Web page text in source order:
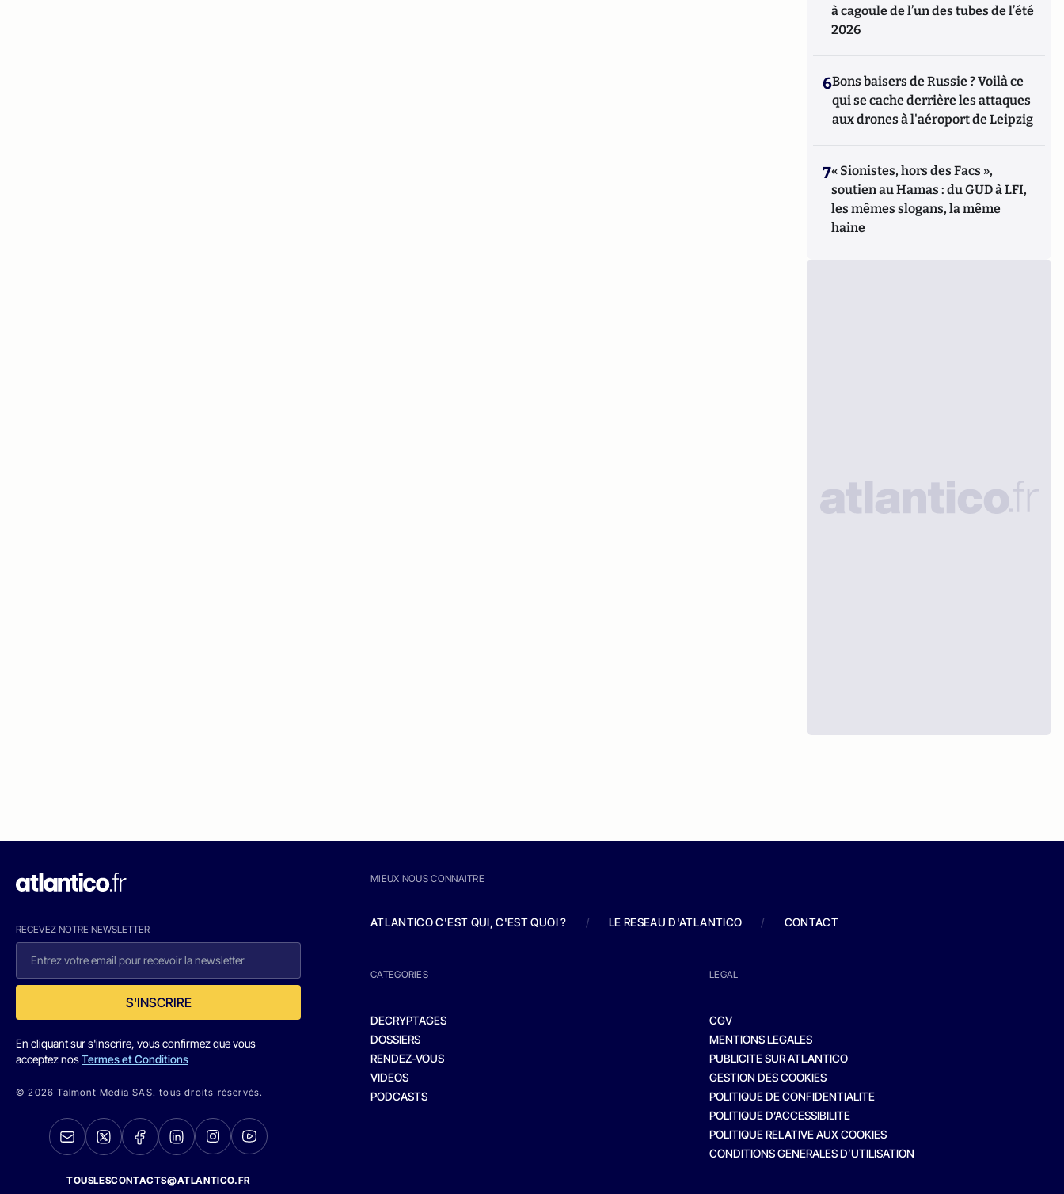
à cagoule de l’un des tubes de l’été
2026
6Bons baisers de Russie ? Voilà ce
qui se cache derrière les attaques
aux drones à l'aéroport de Leipzig
7« Sionistes, hors des Facs »,
soutien au Hamas : du GUD à LFI,
les mêmes slogans, la même
haine
RECEVEZ NOTRE NEWSLETTER
S'INSCRIRE
En cliquant sur s'inscrire, vous confirmez que vous
acceptez nosTermes et Conditions
© 2026 Talmont Media SAS. tous droits réservés.
TOUSLESCONTACTS@ATLANTICO.FR
MIEUX NOUS CONNAITRE
ATLANTICO C'EST QUI, C'EST QUOI ? / LE RESEAU D'ATLANTICO / CONTACT
CATEGORIES
DECRYPTAGES
DOSSIERS
RENDEZ-VOUS
VIDEOS
PODCASTS
LEGAL
CGV
MENTIONS LEGALES
PUBLICITE SUR ATLANTICO
GESTION DES COOKIES
POLITIQUE DE CONFIDENTIALITE
POLITIQUE D’ACCESSIBILITE
POLITIQUE RELATIVE AUX COOKIES
CONDITIONS GENERALES D’UTILISATION